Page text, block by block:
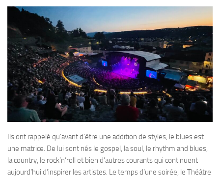
Ils ont rappelé qu’avant d’être une addition de styles, le blues est
une matrice. De lui sont nés le gospel, la soul, le rhythm and blues,
la country, le rock’n’roll et bien d’autres courants qui continuent
aujourd’hui d’inspirer les artistes. Le temps d’une soirée, le Théâtre